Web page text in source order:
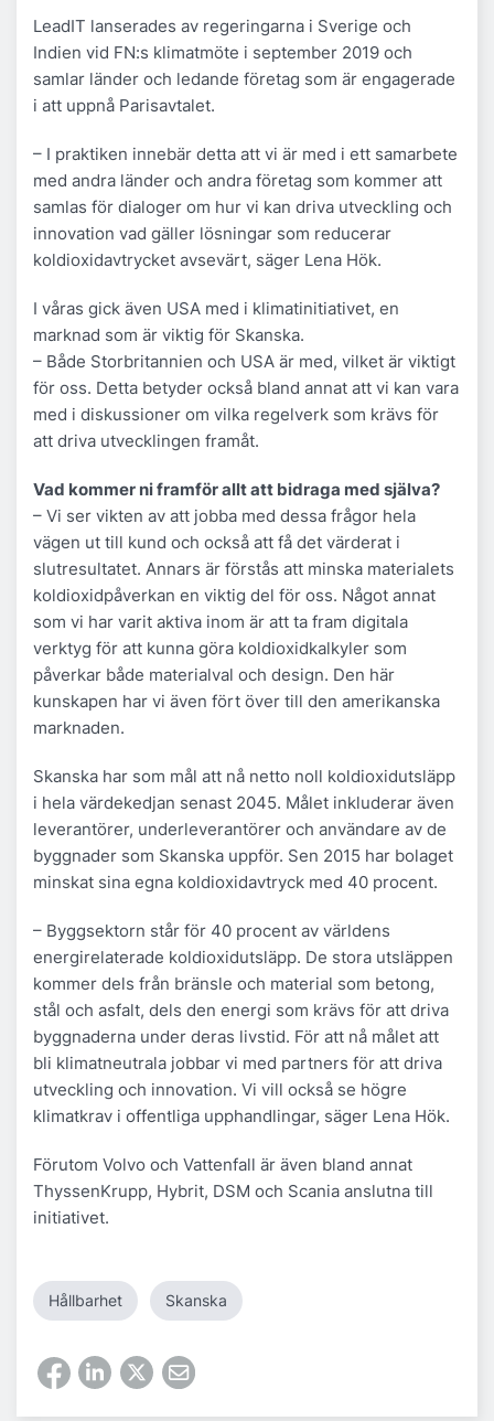
LeadIT lanserades av regeringarna i Sverige och
Indien vid FN:s klimatmöte i september 2019 och
samlar länder och ledande företag som är engagerade
i att uppnå Parisavtalet.
– I praktiken innebär detta att vi är med i ett samarbete
med andra länder och andra företag som kommer att
samlas för dialoger om hur vi kan driva utveckling och
innovation vad gäller lösningar som reducerar
koldioxidavtrycket avsevärt, säger Lena Hök.
I våras gick även USA med i klimatinitiativet, en
marknad som är viktig för Skanska.
– Både Storbritannien och USA är med, vilket är viktigt
för oss. Detta betyder också bland annat att vi kan vara
med i diskussioner om vilka regelverk som krävs för
att driva utvecklingen framåt.
Vad kommer ni framför allt att bidraga med själva?
– Vi ser vikten av att jobba med dessa frågor hela
vägen ut till kund och också att få det värderat i
slutresultatet. Annars är förstås att minska materialets
koldioxidpåverkan en viktig del för oss. Något annat
som vi har varit aktiva inom är att ta fram digitala
verktyg för att kunna göra koldioxidkalkyler som
påverkar både materialval och design. Den här
kunskapen har vi även fört över till den amerikanska
marknaden.
Skanska har som mål att nå netto noll koldioxidutsläpp
i hela värdekedjan senast 2045. Målet inkluderar även
leverantörer, underleverantörer och användare av de
byggnader som Skanska uppför. Sen 2015 har bolaget
minskat sina egna koldioxidavtryck med 40 procent.
– Byggsektorn står för 40 procent av världens
energirelaterade koldioxidutsläpp. De stora utsläppen
kommer dels från bränsle och material som betong,
stål och asfalt, dels den energi som krävs för att driva
byggnaderna under deras livstid. För att nå målet att
bli klimatneutrala jobbar vi med partners för att driva
utveckling och innovation. Vi vill också se högre
klimatkrav i offentliga upphandlingar, säger Lena Hök.
Förutom Volvo och Vattenfall är även bland annat
ThyssenKrupp, Hybrit, DSM och Scania anslutna till
initiativet.
Hållbarhet Skanska